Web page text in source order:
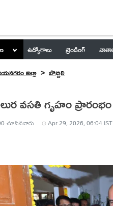
ఉద్యోగాలు ట్రెండింగ్
జిల్లా బొబ్బిలి
వసతి గృహం ప్రారంభం
చూసినవారు Apr 29, 2026, 06:04 IST